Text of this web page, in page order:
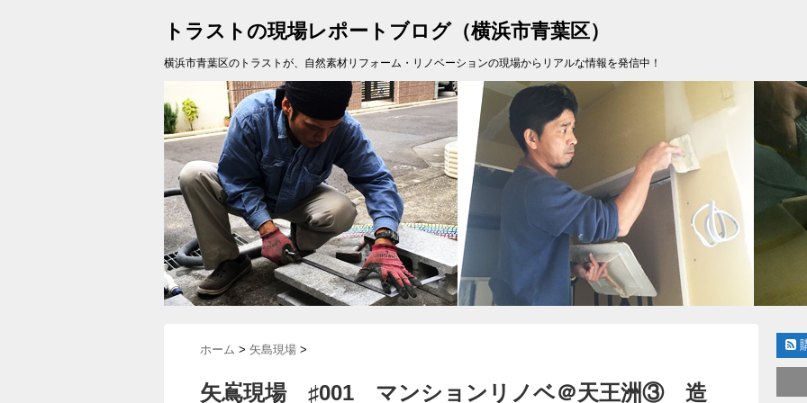
トラストの現場レポートブログ（横浜市青葉区）
横浜市青葉区のトラストが、自然素材リフォーム・リノベーションの現場からリアルな情報を発信中！
ホーム > 矢島現場 >
矢嶌現場 ♯001 マンションリノベ＠天王洲③ 造